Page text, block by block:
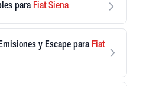
para FiatSiena
y Escape para Fiat